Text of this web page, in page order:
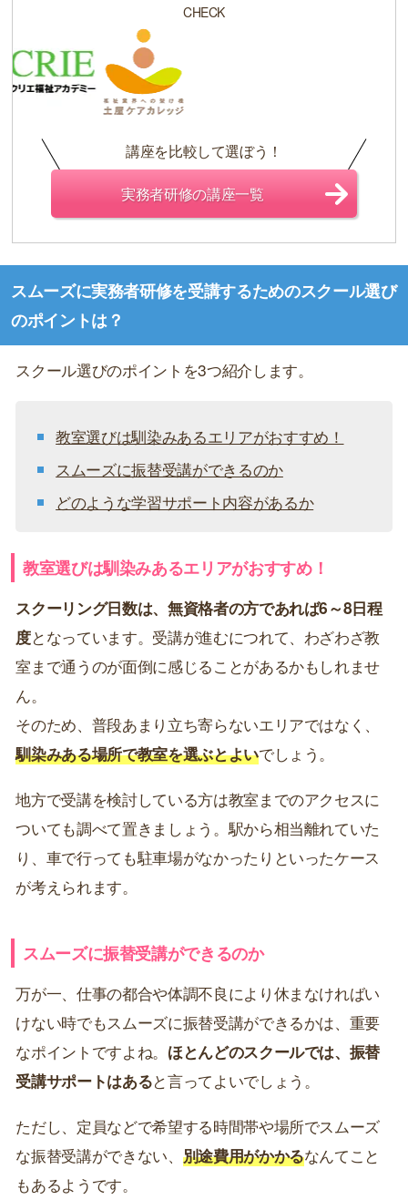
CHECK
講座を比較して選ぼう！
実務者研修の講座一覧
スムーズに実務者研修を受講するためのスクール選び
のポイントは？
スクール選びのポイントを3つ紹介します。
教室選びは馴染みあるエリアがおすすめ！
スムーズに振替受講ができるのか
どのような学習サポート内容があるか
教室選びは馴染みあるエリアがおすすめ！
スクーリング日数は、無資格者の方であれば6～8日程
度となっています。受講が進むにつれて、わざわざ教
室まで通うのが面倒に感じることがあるかもしれませ
ん。
そのため、普段あまり立ち寄らないエリアではなく、
馴染みある場所で教室を選ぶとよいでしょう。
地方で受講を検討している方は教室までのアクセスに
ついても調べて置きましょう。駅から相当離れていた
り、車で行っても駐車場がなかったりといったケース
が考えられます。
スムーズに振替受講ができるのか
万が一、仕事の都合や体調不良により休まなければい
けない時でもスムーズに振替受講ができるかは、重要
なポイントですよね。 ほとんどのスクールでは、振替
受講サポートはあると言ってよいでしょう。
ただし、定員などで希望する時間帯や場所でスムーズ
な振替受講ができない、 別途費用がかかるなんてこと
もあるようです。